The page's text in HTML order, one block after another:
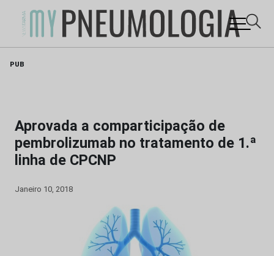
PUB
Aprovada a comparticipação de
pembrolizumab no tratamento de 1.ª
linha de CPCNP
Janeiro 10, 2018